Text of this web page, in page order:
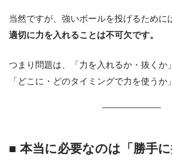
当然ですが、強いボールを投げるために
適切に力を入れることは不可欠です。
つまり問題は、「力を入れるか・抜くか
「どこに・どのタイミングで力を使うか
■ 本当に必要なのは「勝手に